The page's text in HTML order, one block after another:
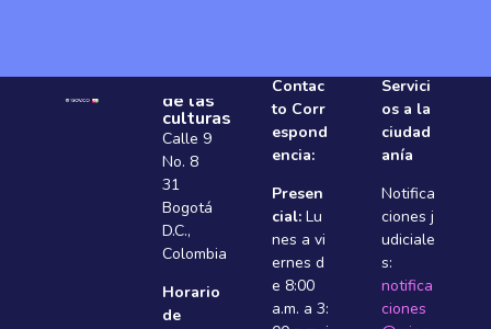
Ministerio
de las
culturas
Calle 9
No. 8
31
Bogotá
D.C.,
Colombia
Horario
de
Contac
to Corr
espond
encia:
Presen
cial: Lu
nes a vi
ernes d
e 8:00
a.m. a 3:
Servici
os a la
ciudad
anía
Notifica
ciones j
udiciale
s:
notifica
ciones